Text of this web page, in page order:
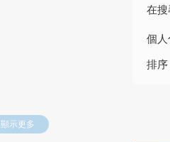
在
個
排序
顯示更多